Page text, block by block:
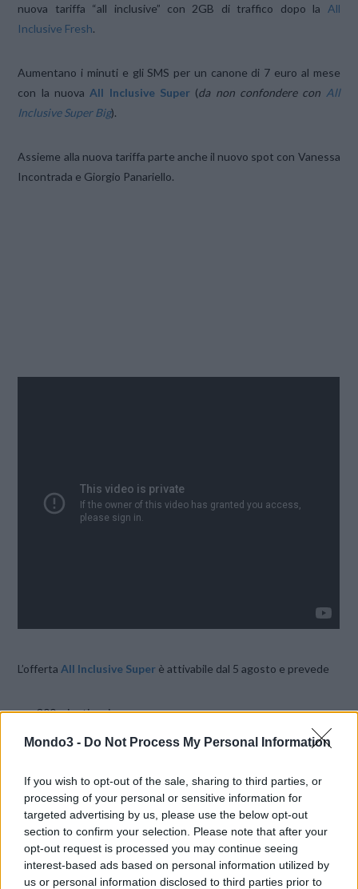
Mondo3 - Do Not Process My Personal Information
If you wish to opt-out of the sale, sharing to third parties, or
processing of your personal or sensitive information for
targeted advertising by us, please use the below opt-out
section to confirm your selection. Please note that after your
opt-out request is processed you may continue seeing
interest-based ads based on personal information utilized by
us or personal information disclosed to third parties prior to
nuova tariffa “all inclusive” con 2GB di traffico dopo la All
Inclusive Fresh.
Aumentano i minuti e gli SMS per un canone di 7 euro al mese
con la nuova All Inclusive Super (da non confondere con All
Inclusive Super Big).
Assieme alla nuova tariffa parte anche il nuovo spot con Vanessa
Incontrada e Giorgio Panariello.
L’offerta All Inclusive Super è attivabile dal 5 agosto e prevede
300 minuti veri
Internet illimitato “Powered 2GB”
In attesa di ulteriori dettagli sappiamo già che èattivabile dai
vecchi clienti Windai costi attualmente in vigore (4,5 €).
CONDIVIDI QUESTO ARTICOLO: